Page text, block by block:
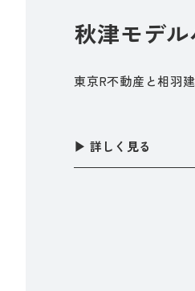
秋津モデ
東京R不動産と相羽
▶︎ 詳しく見る